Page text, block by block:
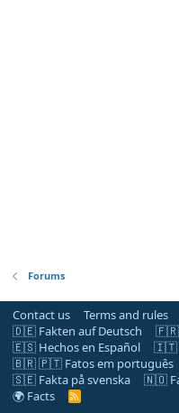
Forums
Contact us Terms and rules
🇩🇪 Fakten auf Deutsch
🇫🇷
🇪🇸 Hechos en Español
🇮🇹
🇧🇷 🇵🇹 Fatos em português
🇸🇪 Fakta på svenska
🇳🇴
🌍 Facts
R